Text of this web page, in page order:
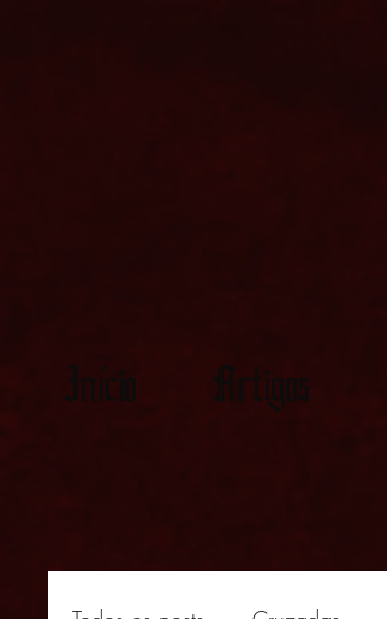
Início Artigos